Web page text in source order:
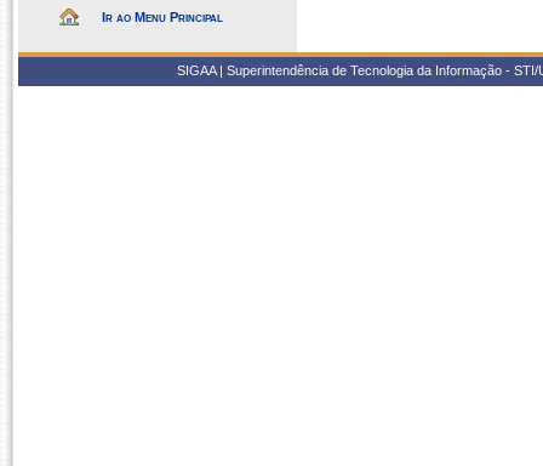
Ir ao Menu Principal
SIGAA | Superintendência de Tecnologia da Informação -